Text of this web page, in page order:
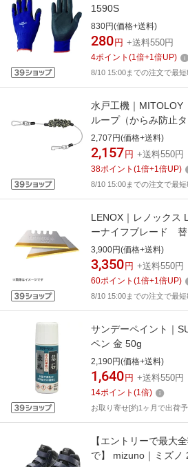
1590S
830円(価格+送料)
280 円 +送料550円
4ポイント (1倍+1倍UP)
8/10 15:00までの注文で最
水戸工機｜
ループ（からみ防止
ルド×ブラック
2,707円(価格+送料)
2,157 円 +送料550円
38ポイント (1倍+1倍UP)
8/10 15:00までの注文で最
LENOX｜レノックス
ーナイフブレード 替
20351GOLD50D
3,900円(価格+送料)
3,350 円 +送料550円
60ポイント (1倍+1倍UP)
8/10 15:00までの注文で最
サンデーペイント｜
ペン 金 50g
2,190円(価格+送料)
1,640 円 +送料550円
14ポイント (1倍)
お取り寄せ[約1ヶ月で出荷
【エントリーで最大
で】 mizuno｜ミズノ